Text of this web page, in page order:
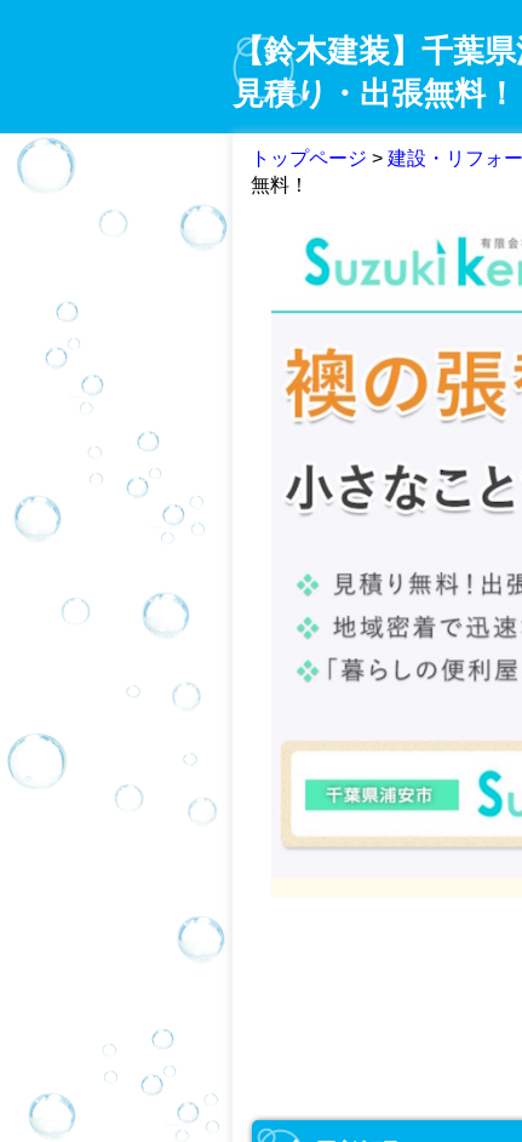
【鈴木建装】千葉
見積り・出張無料！
トップページ > 建設・リフォ
無料！